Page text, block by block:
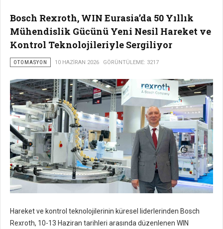
Bosch Rexroth, WIN Eurasia’da 50 Yıllık
Mühendislik Gücünü Yeni Nesil Hareket ve
Kontrol Teknolojileriyle Sergiliyor
OTOMASYON 10 HAZIRAN 2026 GÖRÜNTÜLEME: 3217
Hareket ve kontrol teknolojilerinin küresel liderlerinden Bosch
Rexroth, 10-13 Haziran tarihleri arasında düzenlenen WIN